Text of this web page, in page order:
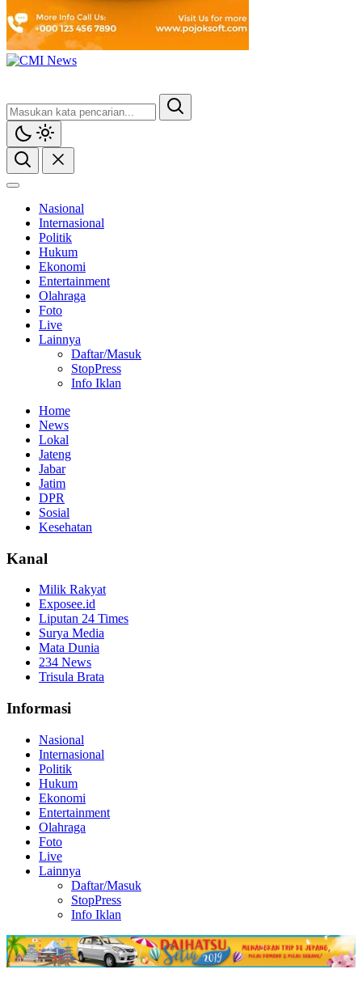
Nasional
Internasional
Politik
Hukum
Ekonomi
Entertainment
Olahraga
Foto
Live
Lainnya
Daftar/Masuk
StopPress
Info Iklan
Home
News
Lokal
Jateng
Jabar
Jatim
DPR
Sosial
Kesehatan
Kanal
Milik Rakyat
Exposee.id
Liputan 24 Times
Surya Media
Mata Dunia
234 News
Trisula Brata
Informasi
Nasional
Internasional
Politik
Hukum
Ekonomi
Entertainment
Olahraga
Foto
Live
Lainnya
Daftar/Masuk
StopPress
Info Iklan